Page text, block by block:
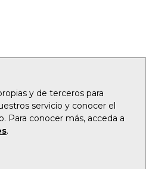
y de terceros para
servicio y conocer el
Para conocer más, acceda a
.